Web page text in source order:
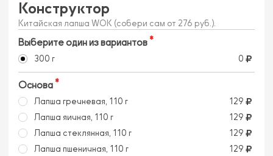
Конструктор
Китайская лапша WOK (собери сам от 276 руб.).
Выберите один из вариантов
300 г 0
Основа
Лапша гречневая, 110 г
129
Лапша яичная, 110 г
129
Лапша стеклянная, 110 г
129
Лапша пшеничная, 110 г
129